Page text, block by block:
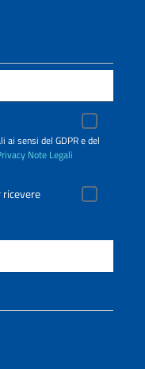
sensi del GDPR e del
Note Legali